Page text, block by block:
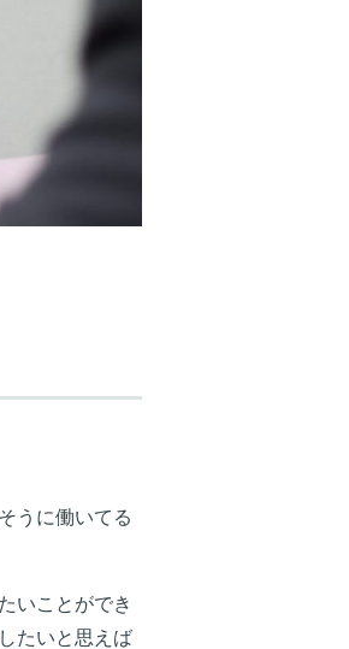
うに働いてる
いことができ
たいと思えば